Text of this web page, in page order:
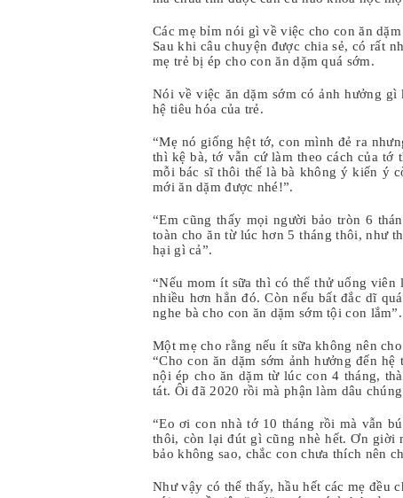
Các mẹ bỉm nói gì về việc cho con ăn dặm
Sau khi câu chuyện được chia sẻ, có rất
mẹ trẻ bị ép cho con ăn dặm quá sớm.
Nói về việc ăn dặm sớm có ảnh hưởng gì
hệ tiêu hóa của trẻ.
“Mẹ nó giống hệt tớ, con mình đẻ ra
thì kệ bà, tớ vẫn cứ làm theo cách của
mỗi bác sĩ thôi thế là bà không ý kiến ý
mới ăn dặm được nhé!”.
“Em cũng thấy mọi người bảo tròn 6
toàn cho ăn từ lúc hơn 5 tháng thôi, như
hại gì cả”.
“Nếu mom ít sữa thì có thể thử uống
nhiều hơn hẳn đó. Còn nếu bất đắc dĩ
nghe bà cho con ăn dặm sớm tội con lắm”.
Một mẹ cho rằng nếu ít sữa không nên
“Cho con ăn dặm sớm ảnh hưởng đến
nội ép cho ăn dặm từ lúc con 4 tháng,
tát. Ôi đã 2020 rồi mà phận làm dâu
“Eo ơi con nhà tớ 10 tháng rồi mà vẫn
thôi, còn lại đút gì cũng nhè hết. Ơn giời
bảo không sao, chắc con chưa thích nên
Như vậy có thể thấy, hầu hết các mẹ đều